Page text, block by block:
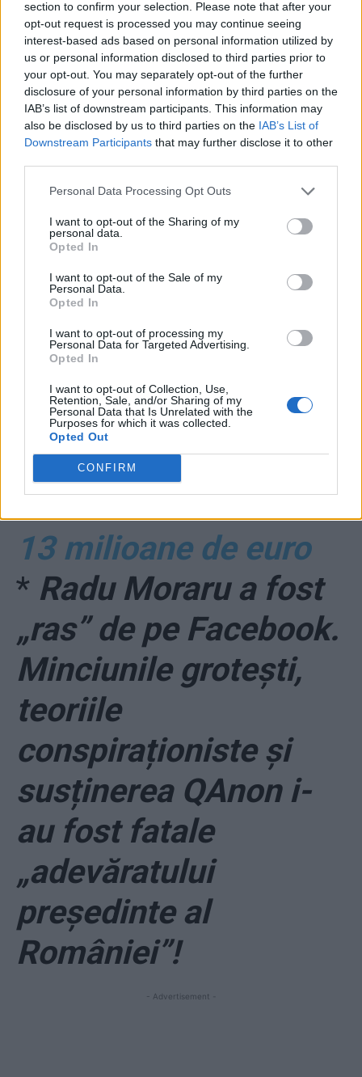
section to confirm your selection. Please note that after your
opt-out request is processed you may continue seeing
interest-based ads based on personal information utilized by
us or personal information disclosed to third parties prior to
your opt-out. You may separately opt-out of the further
disclosure of your personal information by third parties on the
IAB’s list of downstream participants. This information may
also be disclosed by us to third parties on the IAB’s List of
Downstream Participants that may further disclose it to other
Personal Data Processing Opt Outs
I want to opt-out of the Sharing of my
personal data.
Opted In
I want to opt-out of the Sale of my
Personal Data.
Opted In
I want to opt-out of processing my
Personal Data for Targeted Advertising.
Opted In
I want to opt-out of Collection, Use,
Retention, Sale, and/or Sharing of my
Personal Data that Is Unrelated with the
Purposes for which it was collected.
Opted Out
CONFIRM
preot în cristelniță la
botez
*Gigi Becali despre
Anamaria Prodan:
„Ştiţi ce făcea prin
cantonamente? Se
văitau nevestele
fotbaliştilor”. Război
total între clanul
Becali și familia
Reghecampf, după
vânzarea lui Man cu
13 milioane de euro
* Radu Moraru a fost
„ras” de pe Facebook.
Minciunile grotești,
teoriile
conspiraționiste și
susținerea QAnon i-
au fost fatale
„adevăratului
președinte al
României”!
- Advertisement -